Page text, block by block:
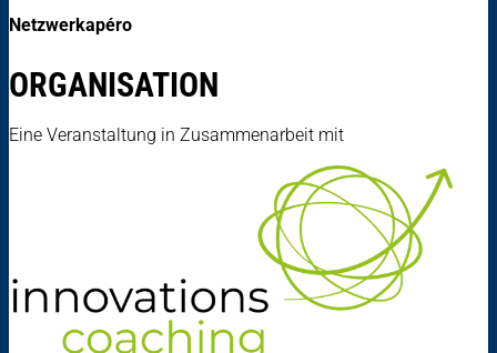
Netzwerkapéro
ORGANISATION
Eine Veranstaltung in Zusammenarbeit mit